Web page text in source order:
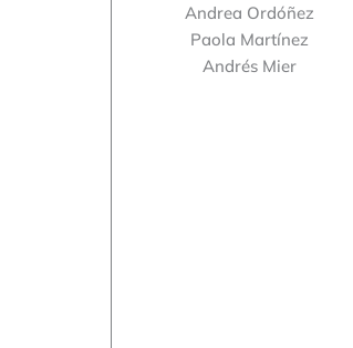
Andrea Ordóñez
Paola Martínez
Andrés Mier